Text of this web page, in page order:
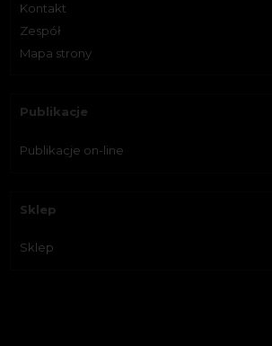
Kontakt
Zespół
Mapa strony
Publikacje
Publikacje on-line
Sklep
Sklep